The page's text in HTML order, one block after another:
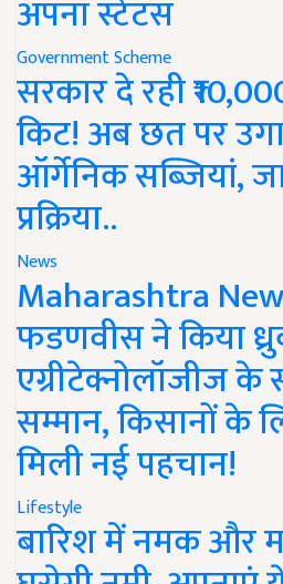
अपना स्टेटस
Government Scheme
सरकार दे रही
किट! अब छत पर
ऑर्गेनिक सब्जियां,
प्रक्रिया..
News
Maharashtra
फडणवीस ने किया
एग्रीटेक्नोलॉजीज के
सम्मान, किसानों के
मिली नई पहचान!
Lifestyle
बारिश में नमक और